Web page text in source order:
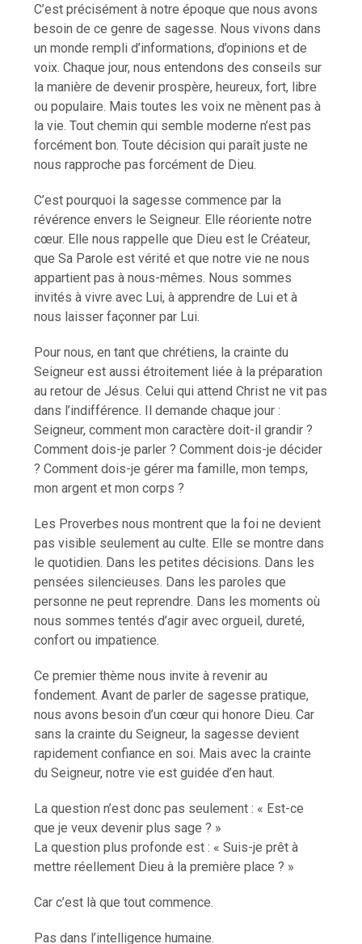
C’est précisément à notre époque que nous avons
besoin de ce genre de sagesse. Nous vivons dans
un monde rempli d’informations, d’opinions et de
voix. Chaque jour, nous entendons des conseils sur
la manière de devenir prospère, heureux, fort, libre
ou populaire. Mais toutes les voix ne mènent pas à
la vie. Tout chemin qui semble moderne n’est pas
forcément bon. Toute décision qui paraît juste ne
nous rapproche pas forcément de Dieu.
C’est pourquoi la sagesse commence par la
révérence envers le Seigneur. Elle réoriente notre
cœur. Elle nous rappelle que Dieu est le Créateur,
que Sa Parole est vérité et que notre vie ne nous
appartient pas à nous-mêmes. Nous sommes
invités à vivre avec Lui, à apprendre de Lui et à
nous laisser façonner par Lui.
Pour nous, en tant que chrétiens, la crainte du
Seigneur est aussi étroitement liée à la préparation
au retour de Jésus. Celui qui attend Christ ne vit pas
dans l’indifférence. Il demande chaque jour :
Seigneur, comment mon caractère doit-il grandir ?
Comment dois-je parler ? Comment dois-je décider
? Comment dois-je gérer ma famille, mon temps,
mon argent et mon corps ?
Les Proverbes nous montrent que la foi ne devient
pas visible seulement au culte. Elle se montre dans
le quotidien. Dans les petites décisions. Dans les
pensées silencieuses. Dans les paroles que
personne ne peut reprendre. Dans les moments où
nous sommes tentés d’agir avec orgueil, dureté,
confort ou impatience.
Ce premier thème nous invite à revenir au
fondement. Avant de parler de sagesse pratique,
nous avons besoin d’un cœur qui honore Dieu. Car
sans la crainte du Seigneur, la sagesse devient
rapidement confiance en soi. Mais avec la crainte
du Seigneur, notre vie est guidée d’en haut.
La question n’est donc pas seulement : « Est-ce
que je veux devenir plus sage ? »
La question plus profonde est : « Suis-je prêt à
mettre réellement Dieu à la première place ? »
Car c’est là que tout commence.
Pas dans l’intelligence humaine.